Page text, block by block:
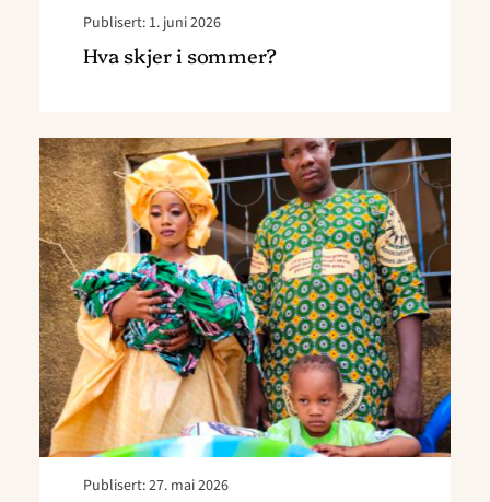
Publisert: 1. juni 2026
Hva skjer i sommer?
Publisert: 27. mai 2026
Read
article
"Glendrangeposten
mai"